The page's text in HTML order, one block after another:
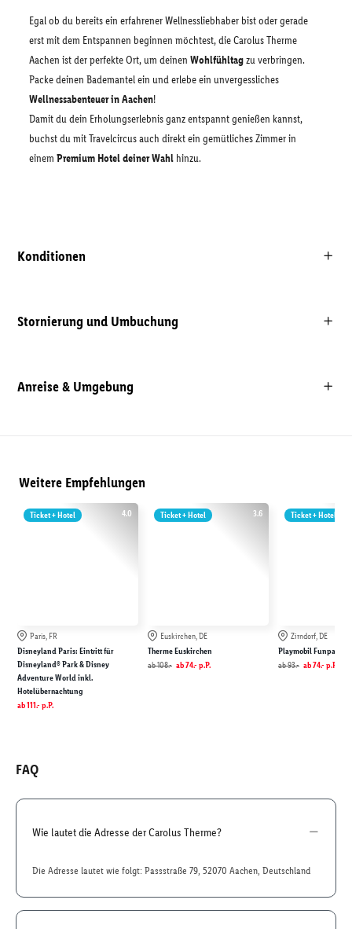
Egal ob du bereits ein erfahrener Wellnessliebhaber bist oder gerade
erst mit dem Entspannen beginnen möchtest, die Carolus Therme
Aachen ist der perfekte Ort, um deinen Wohlfühltagzu verbringen.
Packe deinen Bademantel ein und erlebe ein unvergessliches
Wellnessabenteuer in Aachen!
Damit du dein Erholungserlebnis ganz entspannt genießen kannst,
buchst du mit Travelcircus auch direkt ein gemütliches Zimmer in
einem Premium Hotel deiner Wahl hinzu.
Konditionen
Stornierung und Umbuchung
Anreise & Umgebung
Weitere Empfehlungen
4.0
Ticket + Hotel
Paris, FR
Disneyland Paris: Eintritt für
Disneyland® Park & Disney
Adventure World inkl.
Hotelübernachtung
ab111.- p.P.
3.6
Ticket + Hotel
Euskirchen, DE
Therme Euskirchen
ab108.- ab74.- p.P.
Ticket + Hotel
Zirndorf, DE
Playmobil Funpark
ab93.- ab74.- p.P.
FAQ
Wie lautet die Adresse der Carolus Therme?
Die Adresse lautet wie folgt: Passstraße 79, 52070 Aachen, Deutschland